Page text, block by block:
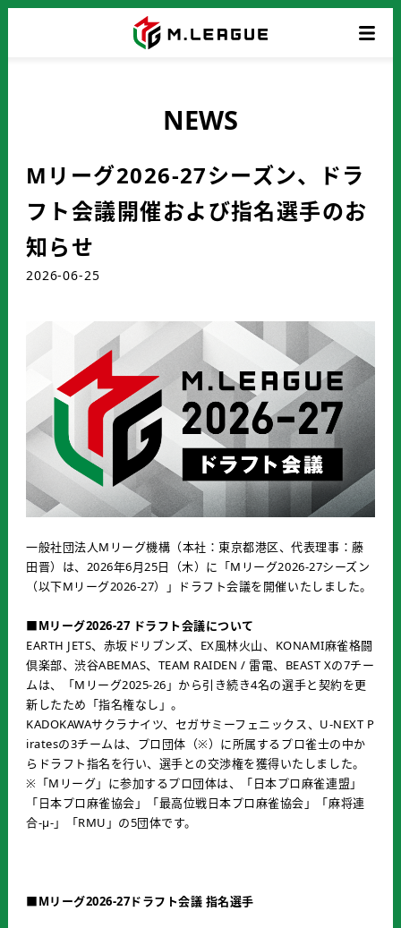
NEWS
Mリーグ2026-27シーズン、ドラ
フト会議開催および指名選手のお
知らせ
2026-06-25
一般社団法人Mリーグ機構（本社：東京都港区、代表理事：藤
田晋）は、2026年6月25日（木）に「Mリーグ2026-27シーズン
（以下Mリーグ2026-27）」ドラフト会議を開催いたしました。
■Mリーグ2026-27 ドラフト会議について
EARTH JETS、赤坂ドリブンズ、EX風林火山、KONAMI麻雀格闘
倶楽部、渋谷ABEMAS、TEAM RAIDEN / 雷電、BEAST Xの7チー
ムは、「Mリーグ2025-26」から引き続き4名の選手と契約を更
新したため「指名権なし」。
KADOKAWAサクラナイツ、セガサミーフェニックス、U-NEXT P
iratesの3チームは、プロ団体（※）に所属するプロ雀士の中か
らドラフト指名を行い、選手との交渉権を獲得いたしました。
※「Mリーグ」に参加するプロ団体は、「日本プロ麻雀連盟」
「日本プロ麻雀協会」「最高位戦日本プロ麻雀協会」「麻将連
合-μ-」「RMU」の5団体です。
■Mリーグ2026-27ドラフト会議 指名選手